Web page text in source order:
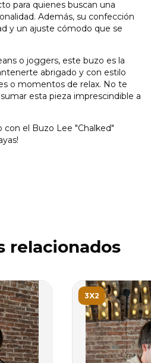
para quienes buscan una
Además, su confección
y un ajuste cómodo que se
o joggers, este buzo es la
abrigado y con estilo
o momentos de relax. No te
esta pieza imprescindible a
con el Buzo Lee "Chalked"
relacionados
3X2